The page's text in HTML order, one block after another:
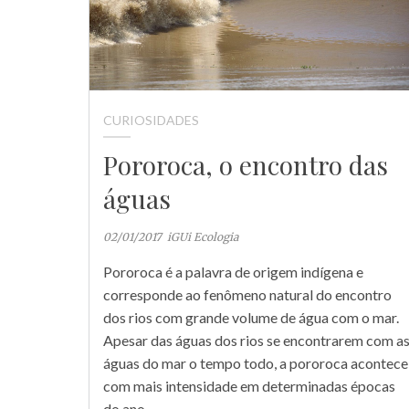
CURIOSIDADES
Pororoca, o encontro das
águas
02/01/2017 iGUi Ecologia
Pororoca é a palavra de origem indígena e
corresponde ao fenômeno natural do encontro
dos rios com grande volume de água com o mar.
Apesar das águas dos rios se encontrarem com as
águas do mar o tempo todo, a pororoca acontece
com mais intensidade em determinadas épocas